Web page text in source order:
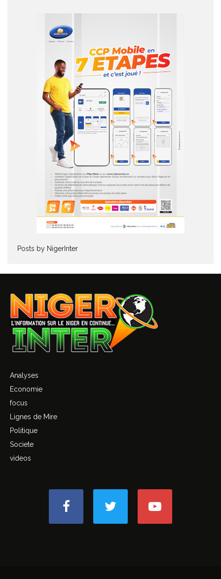
Posts by NigerInter
Analyses
Economie
focus
Lignes de Mire
Politique
Societe
videos